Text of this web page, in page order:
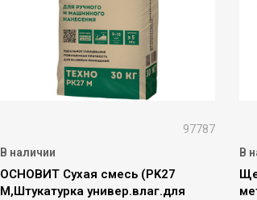
97787
В наличии
ОСНОВИТ Сухая смесь (PK27
M,Штукатурка универ.влаг.для
В